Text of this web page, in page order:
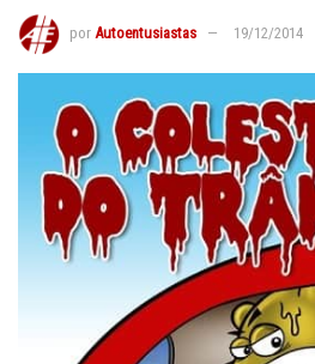
por Autoentusiastas 19/12/2014